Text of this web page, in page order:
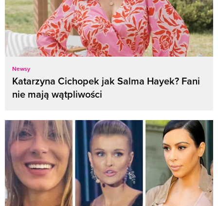
Newsy
Katarzyna Cichopek jak Salma Hayek? Fani
nie mają wątpliwości